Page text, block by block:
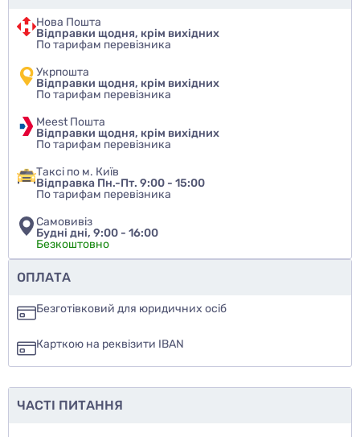
Чи рекомендуєте ви цей товар
так
ще не знаю
Нова Пошта
Відправки щодня, крім вихідних
По тарифам перевізника
Укрпошта
Відправки щодня, крім вихідних
По тарифам перевізника
Meest Пошта
Відправки щодня, крім вихідних
По тарифам перевізника
Таксі по м. Київ
Відправка Пн.-Пт. 9:00 - 15:00
По тарифам перевізника
Самовивіз
Будні дні, 9:00 - 16:00
Безкоштовно
ОПЛАТА
Безготівковий для юридичних осіб
Карткою на реквізити IBAN
ЧАСТІ ПИТАННЯ